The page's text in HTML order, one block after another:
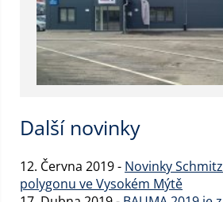
Další novinky
12. Června 2019 - Novinky
polygonu ve Vysokém Mýtě